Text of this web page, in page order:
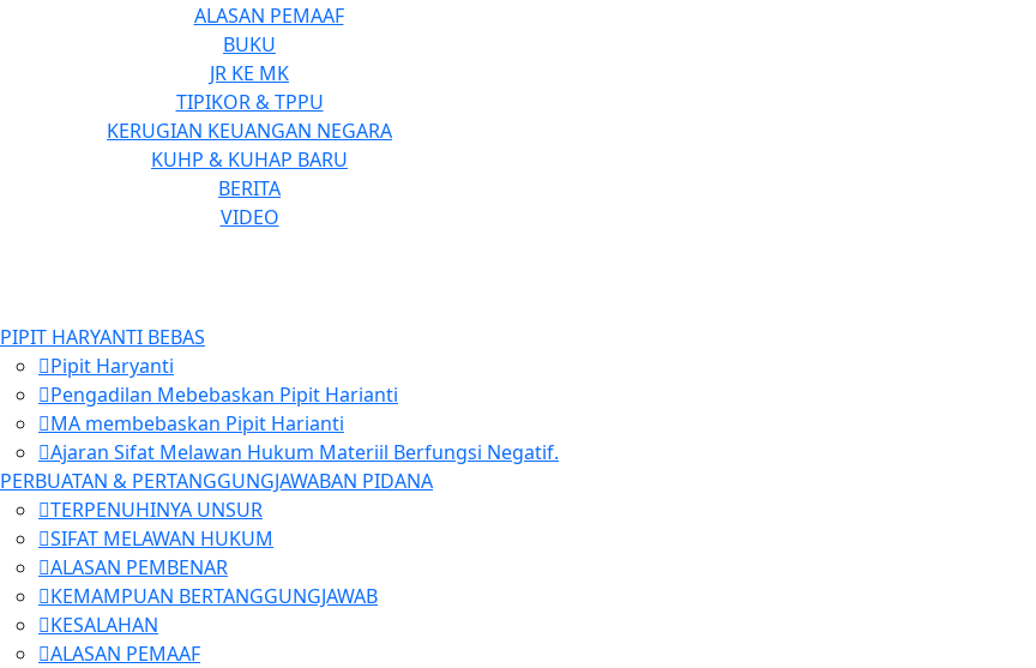
ALASAN PEMAAF
BUKU
JR KE MK
TIPIKOR & TPPU
KERUGIAN KEUANGAN NEGARA
KUHP & KUHAP BARU
BERITA
VIDEO
PIPIT HARYANTI BEBAS
Pipit Haryanti
Pengadilan Mebebaskan Pipit Harianti
MA membebaskan Pipit Harianti
Ajaran Sifat Melawan Hukum Materiil Berfungsi Negatif.
PERBUATAN & PERTANGGUNGJAWABAN PIDANA
TERPENUHINYA UNSUR
SIFAT MELAWAN HUKUM
ALASAN PEMBENAR
KEMAMPUAN BERTANGGUNGJAWAB
KESALAHAN
ALASAN PEMAAF